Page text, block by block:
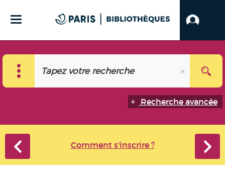
Recherche avancée
Comment s'inscrire ?